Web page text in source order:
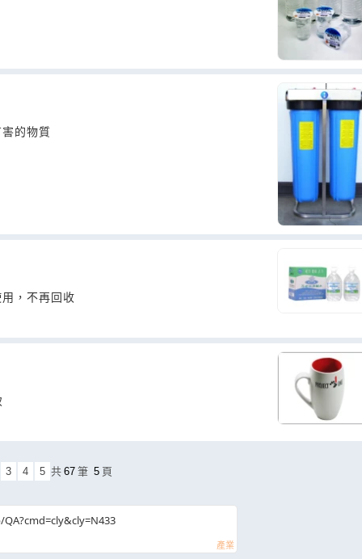
的物質
，不再回收
3 4 5 共 67 筆 5 頁